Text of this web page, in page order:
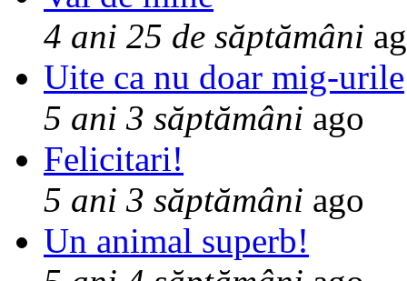
4 ani 25 de săptămâni
Uite ca nu doar mig-urile
5 ani 3 săptămâni ago
Felicitari!
5 ani 3 săptămâni ago
Un animal superb!